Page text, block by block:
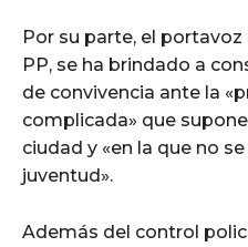
Por su parte, el
PP, se ha brindado a
de convivencia ante la
complicada» que
ciudad y «en la que no
juventud».
Además del control